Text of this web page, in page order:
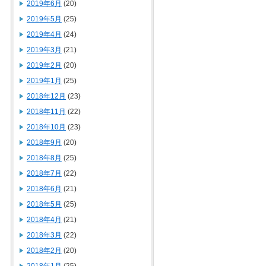
2019年6月 (20)
2019年5月 (25)
2019年4月 (24)
2019年3月 (21)
2019年2月 (20)
2019年1月 (25)
2018年12月 (23)
2018年11月 (22)
2018年10月 (23)
2018年9月 (20)
2018年8月 (25)
2018年7月 (22)
2018年6月 (21)
2018年5月 (25)
2018年4月 (21)
2018年3月 (22)
2018年2月 (20)